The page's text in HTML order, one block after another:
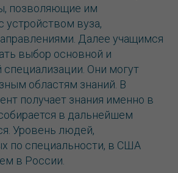
позволяющие им
устройством вуза,
Далее учащимся
выбор основной и
специализации. Они могут
областям знаний. В
получает знания именно в
в дальнейшем
Уровень людей,
по специальности, в США
в России.